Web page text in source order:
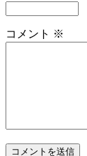
コメント ※